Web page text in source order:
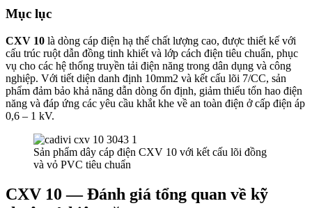
Mục lục
CXV 10 là dòng cáp điện hạ thế chất lượng cao, được thiết kế với
cấu trúc ruột dẫn đồng tinh khiết và lớp cách điện tiêu chuẩn, phục
vụ cho các hệ thống truyền tải điện năng trong dân dụng và công
nghiệp. Với tiết diện danh định 10mm2 và kết cấu lõi 7/CC, sản
phẩm đảm bảo khả năng dẫn dòng ổn định, giảm thiểu tổn hao điện
năng và đáp ứng các yêu cầu khắt khe về an toàn điện ở cấp điện áp
0,6 – 1 kV.
Sản phẩm dây cáp điện CXV 10 với kết cấu lõi đồng
và vỏ PVC tiêu chuẩn
CXV 10 — Đánh giá tổng quan về kỹ